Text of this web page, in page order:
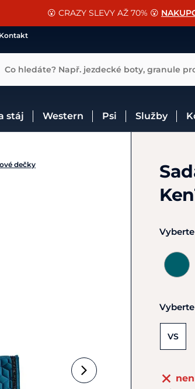
SLEVA 13% na vše od Cassini! CHCI
😮 CRAZY SLEVY AŽ 70% 😮
a doplňky k vybraným sedlům
Co hledáte? Např. jezdecké boty, granule
stáj Western Psi Služby
dečky
VS